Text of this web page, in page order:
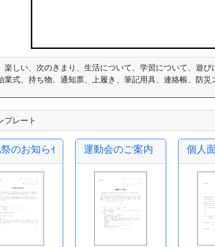
楽しい、次のきまり、生活について、学習について、遊
業式、持ち物、通知票、上履き、筆記用具、連絡帳、防災
プレート
のお知らせ 運動会のご案内 個人